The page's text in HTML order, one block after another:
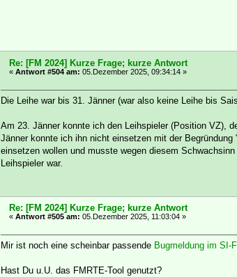
Re: [FM 2024] Kurze Frage; kurze Antwort
« Antwort #504 am: 05.Dezember 2025, 09:34:14 »
Die Leihe war bis 31. Jänner (war also keine Leihe bis
Am 23. Jänner konnte ich den Leihspieler (Position VZ),
Jänner konnte ich ihn nicht einsetzen mit der
einsetzen wollen und musste wegen diesem
Leihspieler war.
Re: [FM 2024] Kurze Frage; kurze Antwort
« Antwort #505 am: 05.Dezember 2025, 11:03:04 »
Mir ist noch eine scheinbar passende Bugmeldung im SI-
Hast Du u.U. das FMRTE-Tool genutzt?